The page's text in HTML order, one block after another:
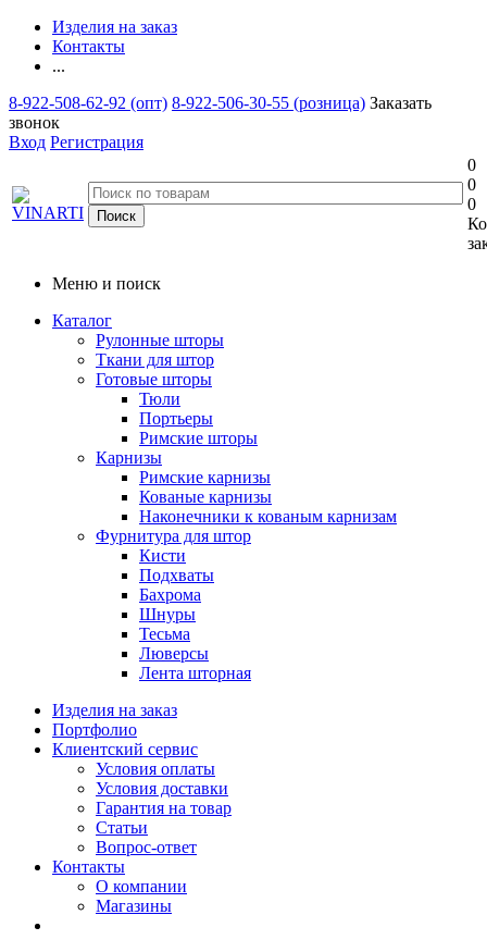
Изделия на заказ
Контакты
...
8-922-508-62-92 (опт) 8-922-506-30-55 (розница) Заказать
звонок
Вход Регистрация
0
0
0
Меню и поиск
Каталог
Рулонные шторы
Ткани для штор
Готовые шторы
Тюли
Портьеры
Римские шторы
Карнизы
Римские карнизы
Кованые карнизы
Наконечники к кованым карнизам
Фурнитура для штор
Кисти
Подхваты
Бахрома
Шнуры
Тесьма
Люверсы
Лента шторная
Изделия на заказ
Портфолио
Клиентский сервис
Условия оплаты
Условия доставки
Гарантия на товар
Статьи
Вопрос-ответ
Контакты
О компании
Магазины